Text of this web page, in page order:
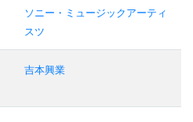
ソニー・ミュージックアーティ
スツ
吉本興業